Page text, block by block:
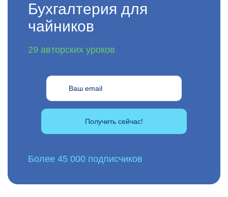
Бухгалтерия для
чайников
29 авторских уроков
Получить сейчас!
Более 45 000 подписчиков